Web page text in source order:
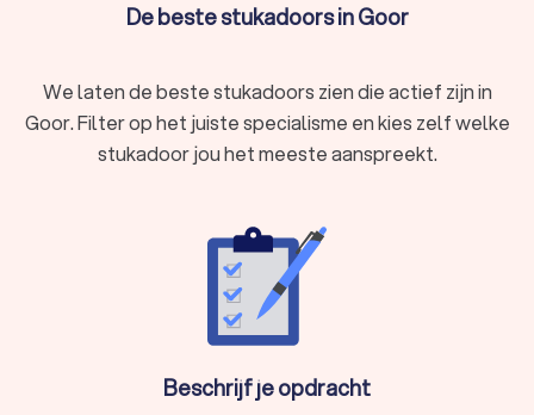
De beste stukadoors in Goor
We laten de beste stukadoors zien die actief zijn in
Goor. Filter op het juiste specialisme en kies zelf welke
stukadoor jou het meeste aanspreekt.
Beschrijf je opdracht